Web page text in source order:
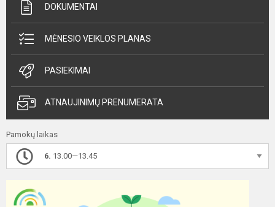
DOKUMENTAI
MĖNESIO VEIKLOS PLANAS
PASIEKIMAI
ATNAUJINIMŲ PRENUMERATA
Pamokų laikas
6. 13.00—13.45